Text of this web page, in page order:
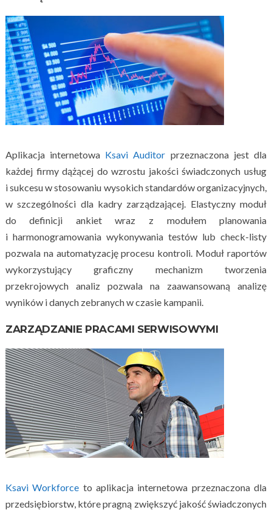
Aplikacja internetowa Ksavi Auditor przeznaczona jest dla
każdej firmy dążącej do wzrostu jakości świadczonych usług
i sukcesu w stosowaniu wysokich standardów organizacyjnych,
w szczególności dla kadry zarządzającej. Elastyczny moduł
do definicji ankiet wraz z modułem planowania
i harmonogramowania wykonywania testów lub check-listy
pozwala na automatyzację procesu kontroli. Moduł raportów
wykorzystujący graficzny mechanizm tworzenia
przekrojowych analiz pozwala na zaawansowaną analizę
wyników i danych zebranych w czasie kampanii.
ZARZĄDZANIE PRACAMI SERWISOWYMI
Ksavi Workforce to aplikacja internetowa przeznaczona dla
przedsiębiorstw, które pragną zwiększyć jakość świadczonych